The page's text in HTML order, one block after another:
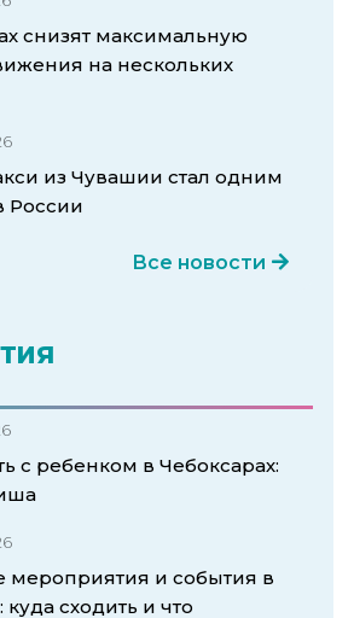
снизят максимальную
на нескольких
из Чувашии стал одним
России
Все новости
с ребенком в Чебоксарах:
мероприятия и события в
куда сходить и что